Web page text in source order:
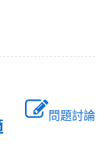
問題討論